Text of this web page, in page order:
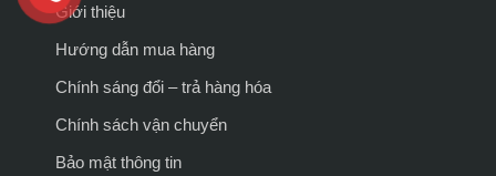
Giới thiệu
Hướng dẫn mua hàng
Chính sáng đổi – trả hàng hóa
Chính sách vận chuyển
Bảo mật thông tin